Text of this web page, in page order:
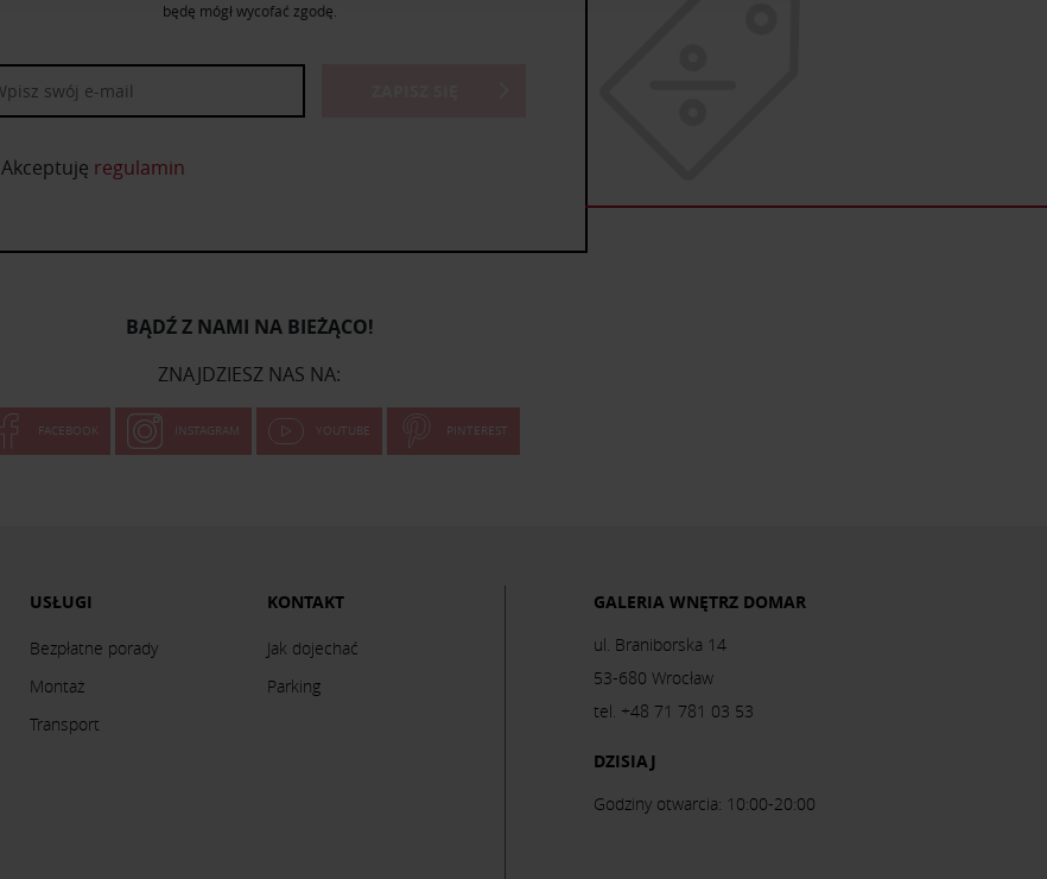
będę mógł wycofać zgodę.
Akceptuję regulamin
BĄDŹ Z NAMI NA BIEŻĄCO!
ZNAJDZIESZ NAS NA:
FACEBOOK INSTAGRAM YOUTUBE PINTEREST
USŁUGI
Bezpłatne porady
Montaż
Transport
KONTAKT
Jak dojechać
Parking
GALERIA WNĘTRZ DOMAR
ul. Braniborska 14
53-680 Wrocław
tel. +48 71 781 03 53
DZISIAJ
Godziny otwarcia: 10:00-20:00